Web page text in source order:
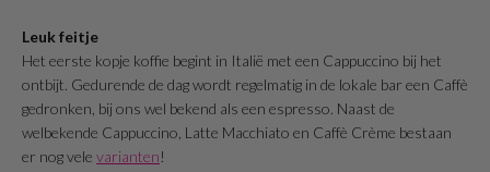
Leuk feitje
Het eerste kopje koffie begint in Italië met een Cappuccino bij het
ontbijt. Gedurende de dag wordt regelmatig in de lokale bar een Caffè
gedronken, bij ons wel bekend als een espresso. Naast de
welbekende Cappuccino, Latte Macchiato en Caffè Crème bestaan
er nog vele varianten!